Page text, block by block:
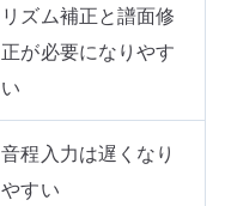
リズム補正と譜面修
正が必要になりやす
い
音程入力は遅くなり
やすい